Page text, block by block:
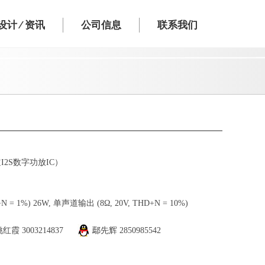
计 ⁄ 资讯 公司信息 联系我们
数字功放IC）
= 1%) 26W, 单声道输出 (8Ω, 20V, THD+N = 10%)
红霞 3003214837 鄢先辉 2850985542